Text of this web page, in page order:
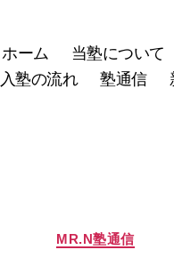
ホーム 当塾について
入塾の流れ
塾通信
カ
テ
MR.N塾通信